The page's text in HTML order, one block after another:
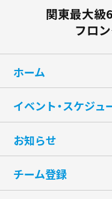
関東最大級
フロ
ホーム
イベント・スケジュ
お知らせ
チーム登録